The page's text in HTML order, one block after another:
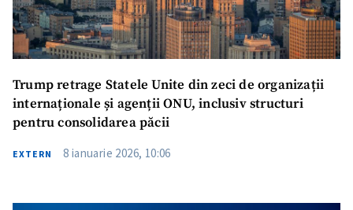
Trump retrage Statele Unite din zeci de organizații
internaționale și agenții ONU, inclusiv structuri
pentru consolidarea păcii
EXTERN 8 ianuarie 2026, 10:06